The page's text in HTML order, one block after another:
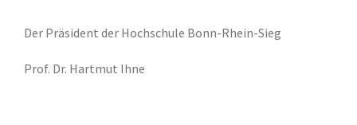
Der Präsident der Hochschule Bonn-Rhein-Sieg
Prof. Dr. Hartmut Ihne